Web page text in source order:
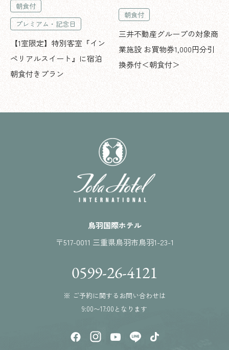
朝食付
プレミアム・記念日
【1室限定】特別客室『イン
ペリアルスイート』に宿泊
朝食付きプラン
朝食付
三井不動産グループの対象商
業施設 お買物券1,000円分引
換券付＜朝食付＞
鳥羽国際ホテル
〒517-0011 三重県鳥羽市鳥羽1-23-1
0599-26-4121
※ ご予約に関するお問い合わせは
9:00〜17:00となります